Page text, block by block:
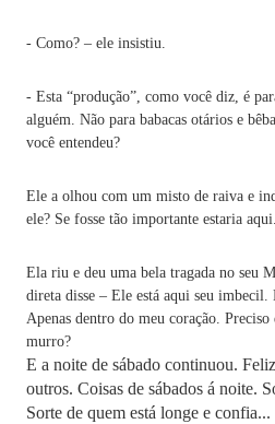
- Como? – ele insistiu.
- Esta “produção”, como você diz, é
alguém. Não para babacas otários e
você entendeu?
Ele a olhou com um misto de raiva e
ele? Se fosse tão importante estaria
Ela riu e deu uma bela tragada no seu
direta disse – Ele está aqui seu imbecil.
Apenas dentro do meu coração. Preciso
murro?
E a noite de sábado continuou.
outros. Coisas de sábados á noite.
Sorte de quem está longe e confia...